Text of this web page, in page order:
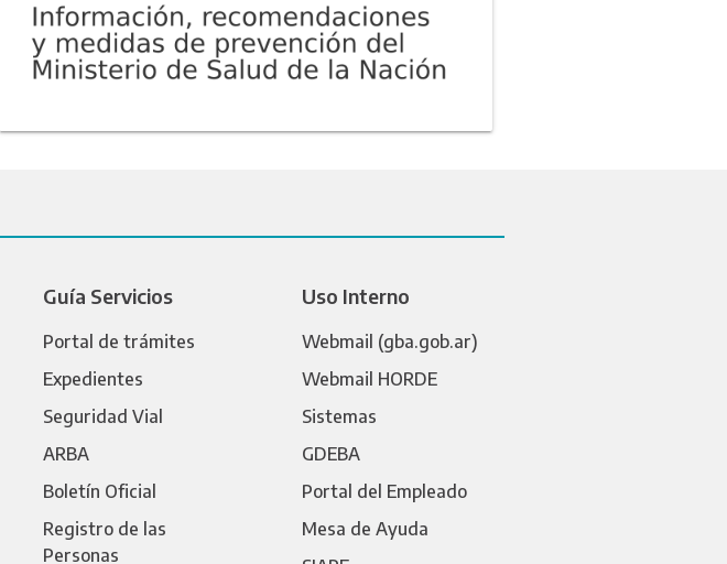
Guía Servicios
Portal de trámites
Expedientes
Seguridad Vial
ARBA
Boletín Oficial
Registro de las
Personas
Uso Interno
Webmail (gba.gob.ar)
Webmail HORDE
Sistemas
GDEBA
Portal del Empleado
Mesa de Ayuda